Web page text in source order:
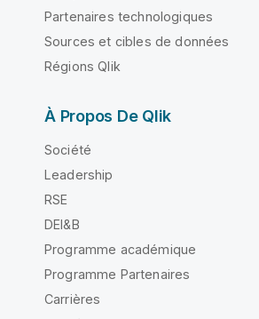
Partenaires technologiques
Sources et cibles de données
Régions Qlik
À Propos De Qlik
Société
Leadership
RSE
DEI&B
Programme académique
Programme Partenaires
Carrières